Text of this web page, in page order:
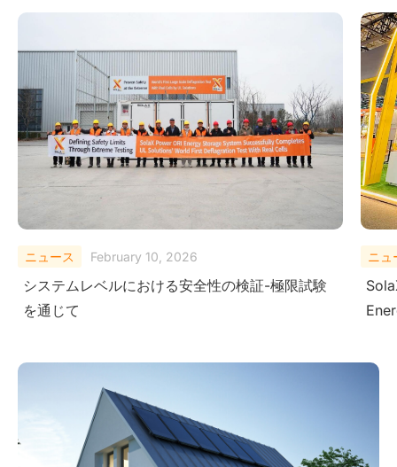
ニュース August 29, 2025
SolaX Power Showcases Next-Gen Clean
Energy Solutions at The Smarter E South
ニュ
–